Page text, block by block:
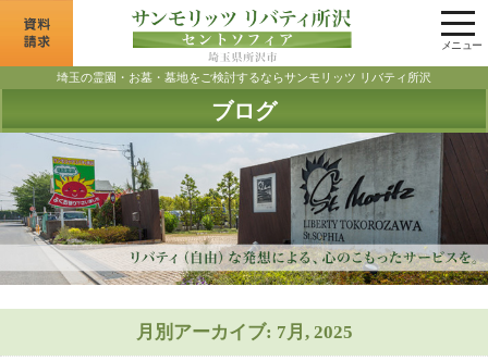
メニュー
埼玉の霊園・お墓・墓地をご検討するならサンモリッツ リバティ所沢
ブログ
月別アーカイブ: 7月, 2025